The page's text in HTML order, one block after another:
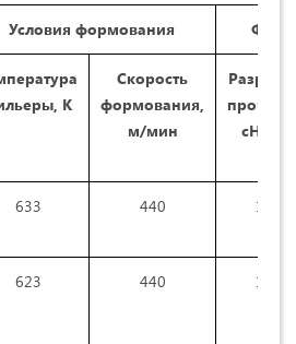
Условия формования
К
Скорость
формования,
м/мин
сН/
633 440 14,5
623 440 11,2